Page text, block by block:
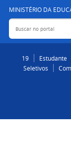
MINISTÉRIO DA
Buscar no portal
19
Estudante
Seletivos